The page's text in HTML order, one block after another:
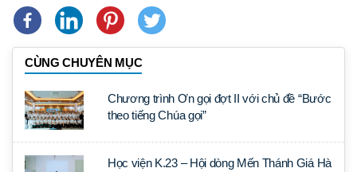
CÙNG CHUYÊN MỤC
Chương trình Ơn gọi đợt II với chủ đề “Bước
theo tiếng Chúa gọi”
Học viện K.23 – Hội dòng Mến Thánh Giá Hà